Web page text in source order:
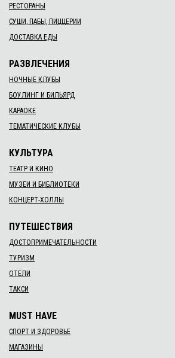
РЕСТОРАНЫ
СУШИ, ПАБЫ, ПИЦЦЕРИИ
ДОСТАВКА ЕДЫ
РАЗВЛЕЧЕНИЯ
НОЧНЫЕ КЛУБЫ
БОУЛИНГ И БИЛЬЯРД
КАРАОКЕ
ТЕМАТИЧЕСКИЕ КЛУБЫ
КУЛЬТУРА
ТЕАТР И КИНО
МУЗЕИ И БИБЛИОТЕКИ
КОНЦЕРТ-ХОЛЛЫ
ПУТЕШЕСТВИЯ
ДОСТОПРИМЕЧАТЕЛЬНОСТИ
ТУРИЗМ
ОТЕЛИ
ТАКСИ
MUST HAVE
СПОРТ И ЗДОРОВЬЕ
МАГАЗИНЫ